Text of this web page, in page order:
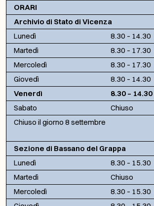
ORARI
Archivio di Stato di Vicenza
Lunedì
8.30 – 14.30
Martedì
8.30 – 17.30
Mercoledì
8.30 – 17.30
Giovedì
8.30 – 14.30
Venerdì
8.30 – 14.30
Sabato
Chiuso
Chiuso il giorno 8 settembre
Sezione di Bassano del Grappa
Lunedì
8.30 – 15.30
Martedì
Chiuso
Mercoledì
8.30 – 15.30